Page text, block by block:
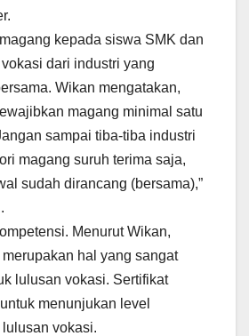
kepada siswa SMK dan
dari industri yang
Wikan mengatakan,
magang minimal satu
sampai tiba-tiba industri
magang suruh terima saja,
sudah dirancang (bersama),”
Menurut Wikan,
hal yang sangat
lulusan vokasi. Sertifikat
menunjukan level
vokasi.